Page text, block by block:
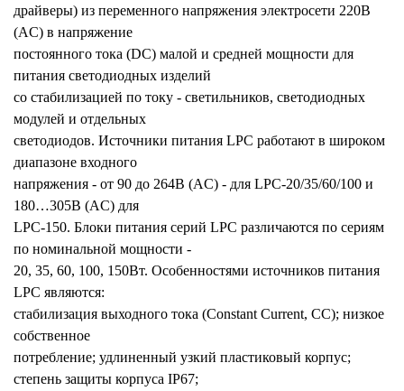
драйверы) из переменного напряжения электросети 220В
(AC) в напряжение
постоянного тока (DC) малой и средней мощности для
питания светодиодных изделий
со стабилизацией по току - светильников, светодиодных
модулей и отдельных
светодиодов. Источники питания LPC работают в широком
диапазоне входного
напряжения - от 90 до 264В (AC) - для LPC-20/35/60/100 и
180…305В (AC) для
LPC-150. Блоки питания серий LPC различаются по сериям
по номинальной мощности -
20, 35, 60, 100, 150Вт. Особенностями источников питания
LPC являются:
стабилизация выходного тока (Constant Current, CC); низкое
собственное
потребление; удлиненный узкий пластиковый корпус;
степень защиты корпуса IP67;